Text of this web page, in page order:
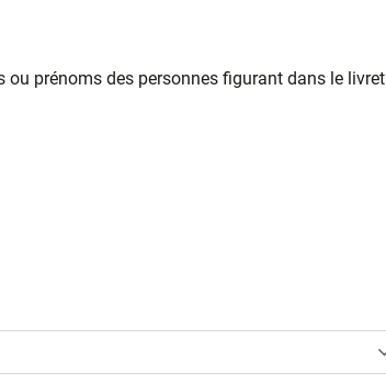
prénoms des personnes figurant dans le livret